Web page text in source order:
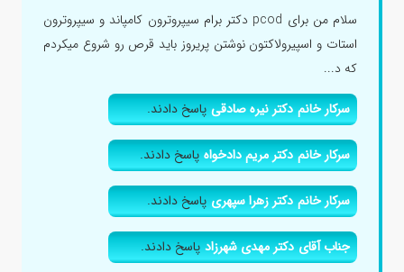
سلام من برای pcod دکتر برام سیپروترون کامپاند و سیپروترون
استات و اسپیرولاکتون نوشتن پریروز باید قرص رو شروع میکردم
که د...
سرکار خانم دکتر نیره صادقیپاسخ دادند.
سرکار خانم دکتر مریم دادخواهپاسخ دادند.
سرکار خانم دکتر زهرا سپهریپاسخ دادند.
جناب آقای دکتر مهدی شهرزادپاسخ دادند.